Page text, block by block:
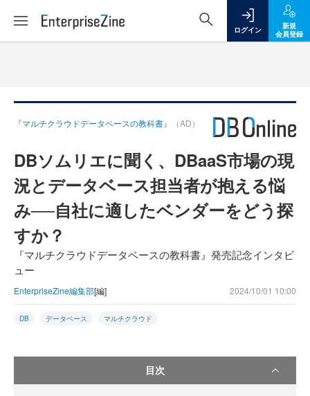
ログイン
新規
会員登録
『マルチクラウドデータベースの教科書』 （AD）
DBソムリエに聞く、DBaaS市場の現
況とデータベース担当者が抱える悩
み──自社に適したベンダーをどう探
すか？
『マルチクラウドデータベースの教科書』発売記念インタビ
ュー
EnterpriseZine編集部[編] 2024/10/01 10:00
DB データベース マルチクラウド
目次